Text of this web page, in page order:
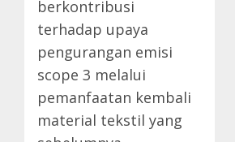
berkontribusi
terhadap upaya
pengurangan emisi
scope 3 melalui
pemanfaatan kembali
material tekstil yang